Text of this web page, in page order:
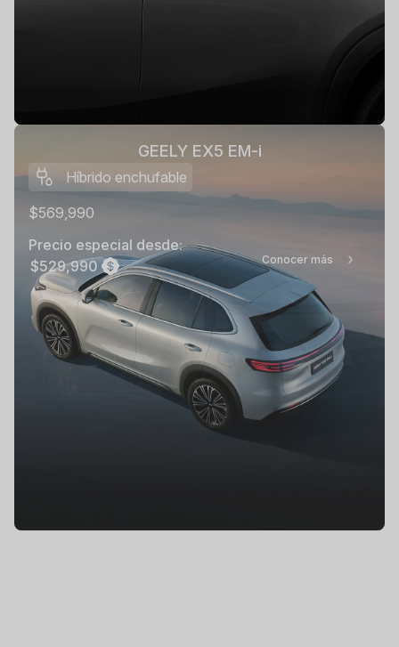
GEELY EX5 EM-i
Híbrido enchufable
$569,990
Precio especial desde:
$529,990
Conocer más